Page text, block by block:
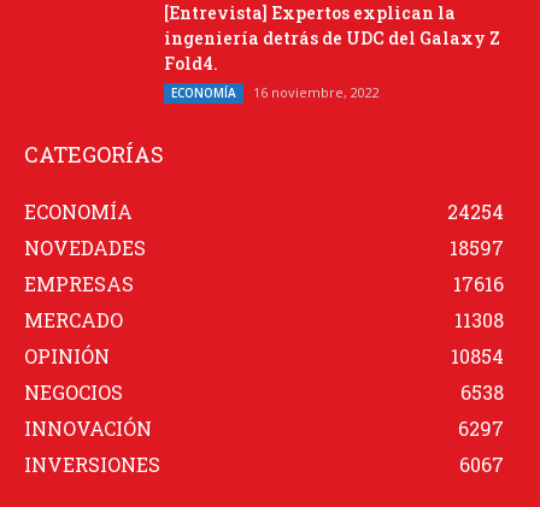
[Entrevista] Expertos explican la
ingeniería detrás de UDC del Galaxy Z
Fold4.
ECONOMÍA 16 noviembre, 2022
CATEGORÍAS
ECONOMÍA
24254
NOVEDADES
18597
EMPRESAS
17616
MERCADO
11308
OPINIÓN
10854
NEGOCIOS
6538
INNOVACIÓN
6297
INVERSIONES
6067